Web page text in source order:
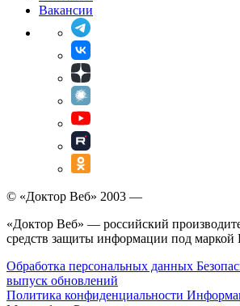
Вакансии
© «Доктор Веб» 2003 —
«Доктор Веб» — российский
средств защиты информации под маркой
Обработка персональных данных
выпуск обновлений
Политика конфиденциальности